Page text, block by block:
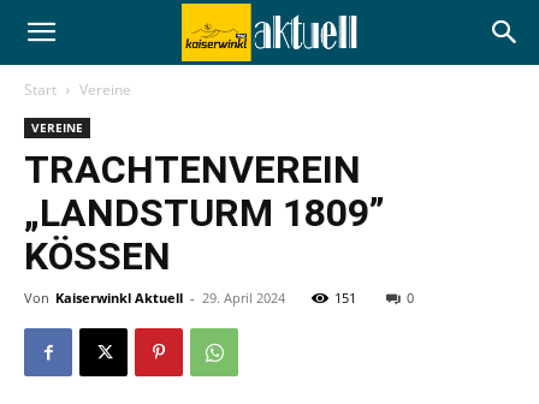
Start Vereine
VEREINE
TRACHTENVEREIN
„LANDSTURM 1809”
KÖSSEN
Von Kaiserwinkl Aktuell - 29. April 2024 151 0